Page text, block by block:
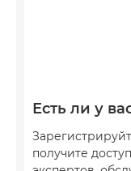
Есть ли у
получите